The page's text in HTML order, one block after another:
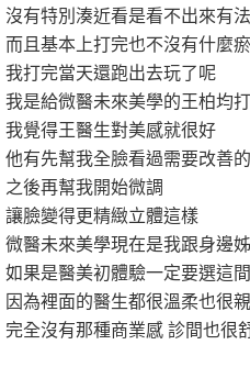
沒有特別湊近看是看不出來有
而且基本上打完也不沒有什麼
我打完當天還跑出去玩了呢
我是給微醫未來美學的王柏均
我覺得王醫生對美感就很好
他有先幫我全臉看過需要改善
之後再幫我開始微調
讓臉變得更精緻立體這樣
微醫未來美學現在是我跟身邊
如果是醫美初體驗一定要選這
因為裡面的醫生都很溫柔也很
完全沒有那種商業感 診間也很